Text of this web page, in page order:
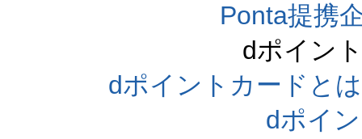
Ponta提携
dポイン
dポイントカードと
dポイ